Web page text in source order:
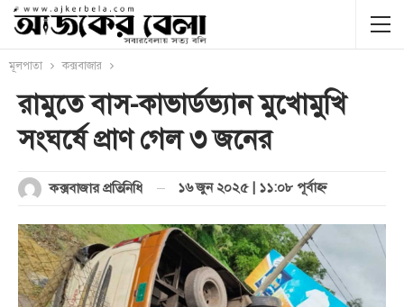
মূলপাতা কক্সবাজার
রামুতে বাস-কাভার্ডভ্যান মুখোমুখি
সংঘর্ষে প্রাণ গেল ৩ জনের
কক্সবাজার প্রতিনিধি ১৬ জুন ২০২৫ | ১১:০৮ পূর্বাহ্ণ